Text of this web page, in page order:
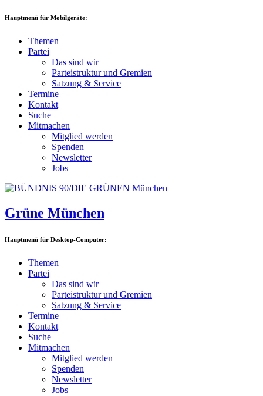
Hauptmenü für Mobilgeräte:
Themen
Partei
Das sind wir
Parteistruktur und Gremien
Satzung & Service
Termine
Kontakt
Suche
Mitmachen
Mitglied werden
Spenden
Newsletter
Jobs
Grüne München
Hauptmenü für Desktop-Computer:
Themen
Partei
Das sind wir
Parteistruktur und Gremien
Satzung & Service
Termine
Kontakt
Suche
Mitmachen
Mitglied werden
Spenden
Newsletter
Jobs